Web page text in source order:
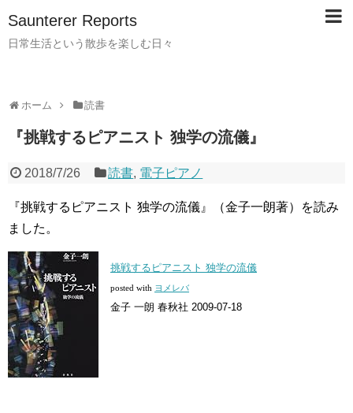
Saunterer Reports
日常生活という散歩を楽しむ日々
ホーム 読書
『挑戦するピアニスト 独学の流儀』
2018/7/26 読書, 電子ピアノ
『挑戦するピアニスト 独学の流儀』（金子一朗著）を読み
ました。
挑戦するピアニスト 独学の流儀
posted with ヨメレバ
金子 一朗 春秋社 2009-07-18